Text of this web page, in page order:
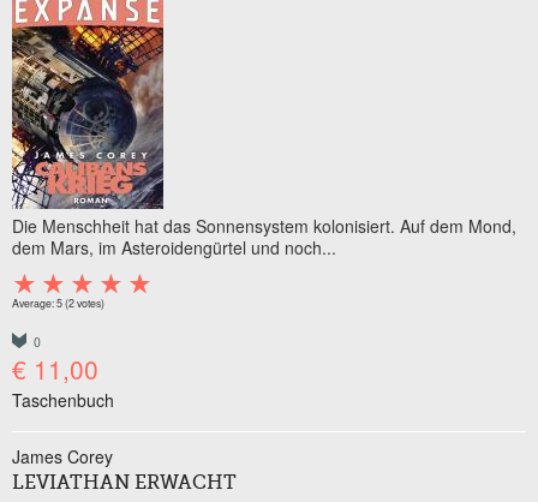
Die Menschheit hat das Sonnensystem kolonisiert. Auf dem Mond,
dem Mars, im Asteroidengürtel und noch...
Average:5(2votes)
0
€ 11,00
Taschenbuch
James Corey
LEVIATHAN ERWACHT